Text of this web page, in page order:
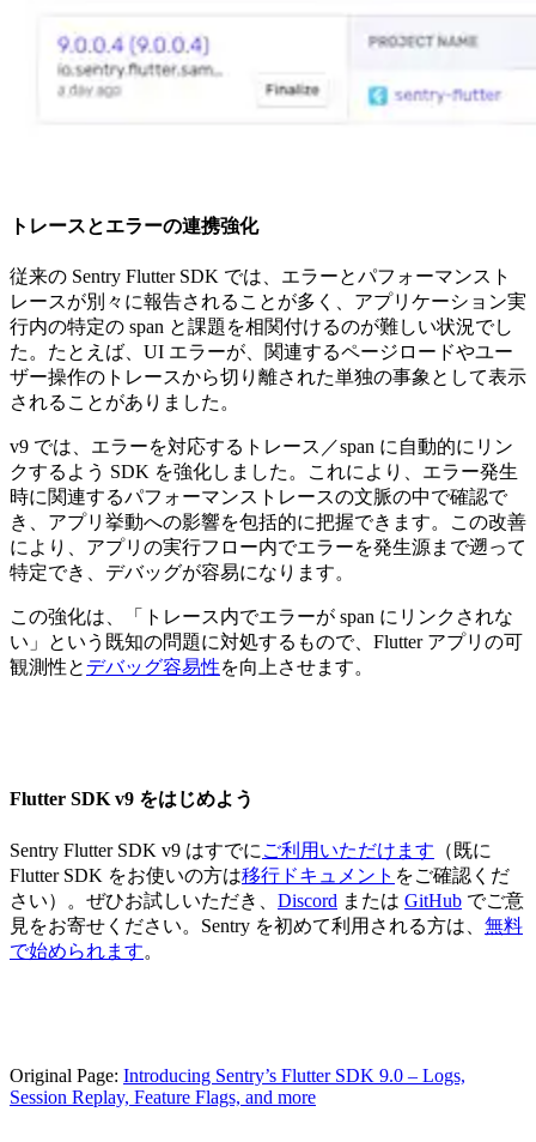
トレースとエラーの連携強化
従来の Sentry Flutter SDK では、エラーとパフォーマンスト
レースが別々に報告されることが多く、アプリケーション実
行内の特定の span と課題を相関付けるのが難しい状況でし
た。たとえば、UI エラーが、関連するページロードやユー
ザー操作のトレースから切り離された単独の事象として表示
されることがありました。
v9 では、エラーを対応するトレース／span に自動的にリン
クするよう SDK を強化しました。これにより、エラー発生
時に関連するパフォーマンストレースの文脈の中で確認で
き、アプリ挙動への影響を包括的に把握できます。この改善
により、アプリの実行フロー内でエラーを発生源まで遡って
特定でき、デバッグが容易になります。
この強化は、「トレース内でエラーが span にリンクされな
い」という既知の問題に対処するもので、Flutter アプリの可
観測性と デバッグ容易性を向上させます。
Flutter SDK v9 をはじめよう
Sentry Flutter SDK v9 はすでに ご利用いただけます （既に
Flutter SDK をお使いの方は移行ドキュメント をご確認くだ
さい）。ぜひお試しいただき、 Discord または GitHub でご意
見をお寄せください。Sentry を初めて利用される方は、 無料
で始められます。
Original Page: Introducing Sentry’s Flutter SDK 9.0 – Logs,
Session Replay, Feature Flags, and more